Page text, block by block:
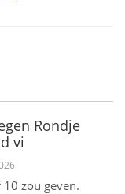
Rondje
vi
zou geven.